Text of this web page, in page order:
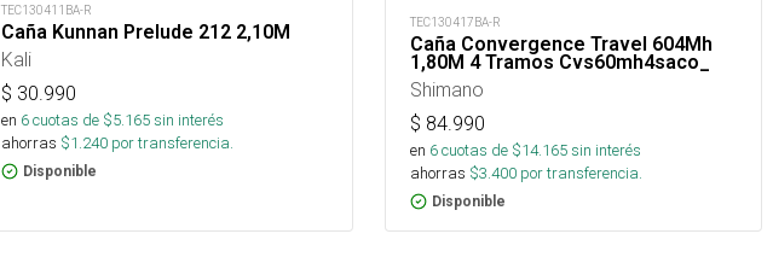
TEC130411BA-R
Caña Kunnan Prelude 212 2,10M
Kali
$ 30.990
en 6cuotas de $5.165sin interés
ahorras $1.240 por transferencia.
Disponible
TEC130417BA-R
Caña Convergence Travel 604Mh
1,80M 4 Tramos Cvs60mh4saco_
Shimano
$ 84.990
en 6cuotas de $14.165sin interés
ahorras $3.400 por transferencia.
Disponible